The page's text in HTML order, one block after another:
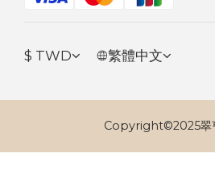
$ TWD 繁體中文
Copyright©2025翠